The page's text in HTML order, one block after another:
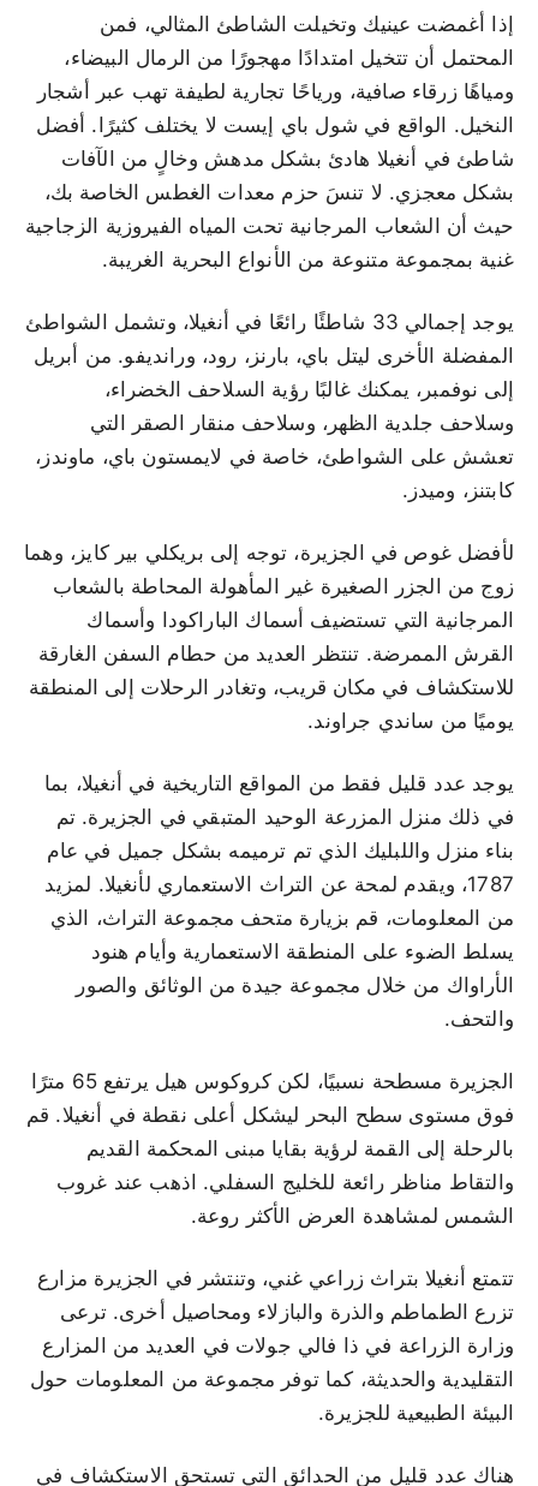
إذا أغمضت عينيك وتخيلت الشاطئ المثالي، فمن
المحتمل أن تتخيل امتدادًا مهجورًا من الرمال البيضاء،
ومياهًا زرقاء صافية، ورياحًا تجارية لطيفة تهب عبر أشجار
النخيل. الواقع في شول باي إيست لا يختلف كثيرًا. أفضل
شاطئ في أنغيلا هادئ بشكل مدهش وخالٍ من الآفات
بشكل معجزي. لا تنسَ حزم معدات الغطس الخاصة بك،
حيث أن الشعاب المرجانية تحت المياه الفيروزية الزجاجية
غنية بمجموعة متنوعة من الأنواع البحرية الغريبة.
يوجد إجمالي 33 شاطئًا رائعًا في أنغيلا، وتشمل الشواطئ
المفضلة الأخرى ليتل باي، بارنز، رود، ورانديفو. من أبريل
إلى نوفمبر، يمكنك غالبًا رؤية السلاحف الخضراء،
وسلاحف جلدية الظهر، وسلاحف منقار الصقر التي
تعشش على الشواطئ، خاصة في لايمستون باي، ماوندز،
كابتنز، وميدز.
لأفضل غوص في الجزيرة، توجه إلى بريكلي بير كايز، وهما
زوج من الجزر الصغيرة غير المأهولة المحاطة بالشعاب
المرجانية التي تستضيف أسماك الباراكودا وأسماك
القرش الممرضة. تنتظر العديد من حطام السفن الغارقة
للاستكشاف في مكان قريب، وتغادر الرحلات إلى المنطقة
يوميًا من ساندي جراوند.
يوجد عدد قليل فقط من المواقع التاريخية في أنغيلا، بما
في ذلك منزل المزرعة الوحيد المتبقي في الجزيرة. تم
بناء منزل واللبليك الذي تم ترميمه بشكل جميل في عام
1787، ويقدم لمحة عن التراث الاستعماري لأنغيلا. لمزيد
من المعلومات، قم بزيارة متحف مجموعة التراث، الذي
يسلط الضوء على المنطقة الاستعمارية وأيام هنود
الأراواك من خلال مجموعة جيدة من الوثائق والصور
والتحف.
الجزيرة مسطحة نسبيًا، لكن كروكوس هيل يرتفع 65 مترًا
فوق مستوى سطح البحر ليشكل أعلى نقطة في أنغيلا. قم
بالرحلة إلى القمة لرؤية بقايا مبنى المحكمة القديم
والتقاط مناظر رائعة للخليج السفلي. اذهب عند غروب
الشمس لمشاهدة العرض الأكثر روعة.
تتمتع أنغيلا بتراث زراعي غني، وتنتشر في الجزيرة مزارع
تزرع الطماطم والذرة والبازلاء ومحاصيل أخرى. ترعى
وزارة الزراعة في ذا فالي جولات في العديد من المزارع
التقليدية والحديثة، كما توفر مجموعة من المعلومات حول
البيئة الطبيعية للجزيرة.
هناك عدد قليل من الحدائق التي تستحق الاستكشاف في